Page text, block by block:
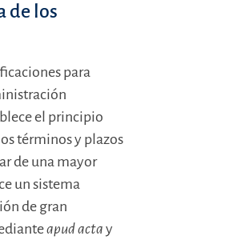
de los
para
el principio
términos y plazos
de una mayor
un sistema
de gran
apud acta y